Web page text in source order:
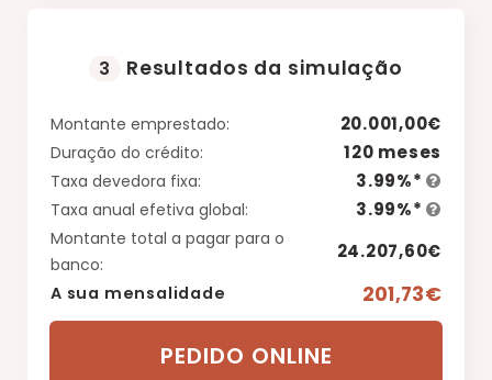
3 Resultados da simulação
Montante emprestado: 20.001,00€
Duração do crédito: 120 meses
Taxa devedora fixa: 3.99%*
Taxa anual efetiva global: 3.99%*
Montante total a pagar para o
banco:
24.207,60€
A sua mensalidade 201,73€
PEDIDO ONLINE